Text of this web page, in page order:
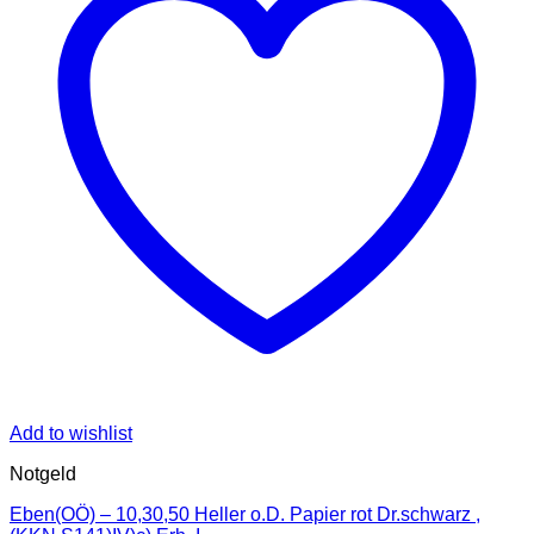
Add to wishlist
Notgeld
Eben(OÖ) – 10,30,50 Heller o.D. Papier rot Dr.schwarz ,